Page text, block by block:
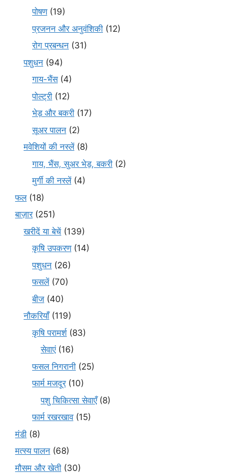
पोषण(19)
प्रजनन और अनुवंशिकी (12)
रोग प्रबन्धन (31)
पशुधन (94)
गाय-भैंस(4)
पोल्ट्री (12)
भेड़ और बकरी (17)
सूअर पालन (2)
मवेशियों की नस्लें(8)
गाय, भैंस, सुअर भेड़, बकरी (2)
मुर्गी की नस्लें(4)
फल(18)
बाज़ार(251)
खरीदें या बेचें (139)
कृषि उपकरण(14)
पशुधन (26)
फसलें(70)
बीज (40)
नौकरियाँ(119)
कृषि परामर्श(83)
सेवाएं(16)
फसल निगरानी (25)
फार्म मजदूर(10)
पशु चिकित्सा सेवाएँ(8)
फार्म रखरखाव(15)
मंडी (8)
मत्स्य पालन (68)
मौसम और खेती (30)